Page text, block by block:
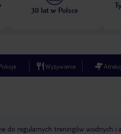
30 lat w Polsce
Wyżywienie
do regularnych treningów wodnych i